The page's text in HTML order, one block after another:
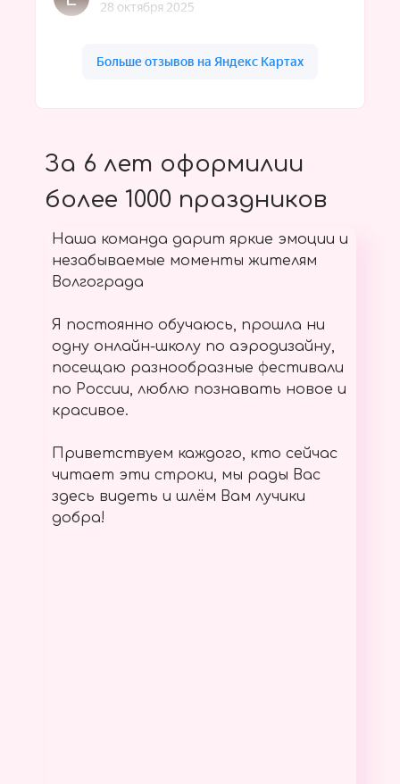
За 6 лет оформилии
более 1000 праздников
Наша команда дарит яркие эмоции и
незабываемые моменты жителям
Волгограда
Я постоянно обучаюсь, прошла ни
одну онлайн-школу по аэродизайну,
посещаю разнообразные фестивали
по России, люблю познавать новое и
красивое.
Приветствуем каждого, кто сейчас
читает эти строки, мы рады Вас
здесь видеть и шлём Вам лучики
добра!